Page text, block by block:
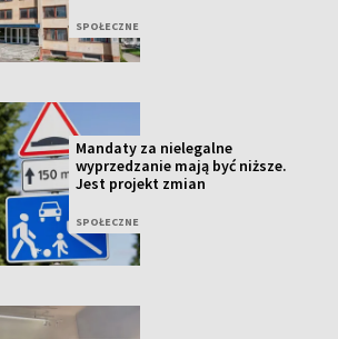
SPOŁECZNE
Mandaty za nielegalne
wyprzedzanie mają być niższe.
Jest projekt zmian
SPOŁECZNE